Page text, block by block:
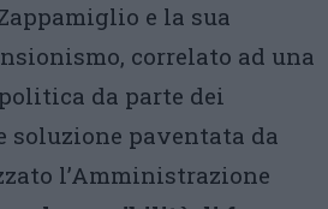
e la sua
correlato ad una
da parte dei
soluzione paventata da
l’Amministrazione